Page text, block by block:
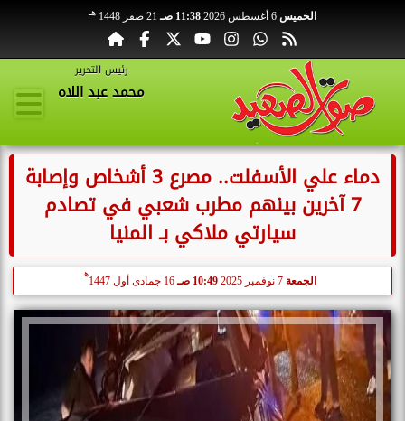
الخميس 11:38 صـ 21 صفر 1448 هـ
رئيس التحرير
محمد عبد اللاه
دماء علي الأسفلت.. مصرع 3 أشخاص وإصابة
7 آخرين بينهم مطرب شعبي في تصادم
سيارتي ملاكي بـ المنيا
الجمعة 10:49 صـ 16 جمادى أول 1447
هـ